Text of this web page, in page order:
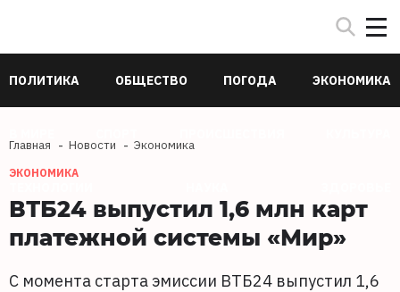
ПОЛИТИКА ОБЩЕСТВО ПОГОДА ЭКОНОМИКА
Главная Новости Экономика
ЭКОНОМИКА
ВТБ24 выпустил 1,6 млн карт
платежной системы «Мир»
С момента старта эмиссии ВТБ24 выпустил 1,6